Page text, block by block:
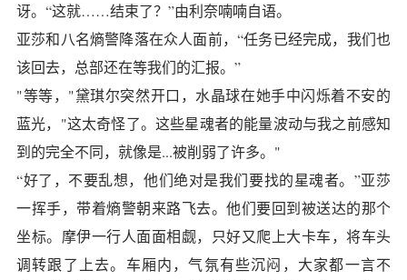
讶。“这就……结束了？”由利奈喃喃自语。
亚莎和八名熵警降落在众人面前，“任务已经完成，我们也
该回去，总部还在等我们的汇报。”
"等等，"黛琪尔突然开口，水晶球在她手中闪烁着不安的
蓝光，"这太奇怪了。这些星魂者的能量波动与我之前感知
到的完全不同，就像是...被削弱了许多。"
“好了，不要乱想，他们绝对是我们要找的星魂者。”亚莎
一挥手，带着熵警朝来路飞去。他们要回到被送达的那个
坐标。摩伊一行人面面相觑，只好又爬上大卡车，将车头
调转跟了上去。车厢内，气氛有些沉闷，大家都一言不